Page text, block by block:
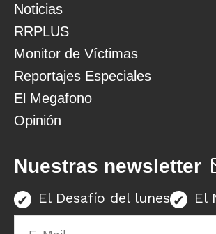
Noticias
RRPLUS
Monitor de Víctimas
Reportajes Especiales
El Megafono
Opinión
Nuestras newsletter
El Desafío del lunes El